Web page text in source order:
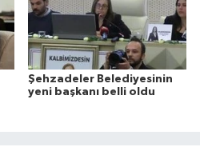
Şehzadeler Belediyesinin
yeni başkanı belli oldu